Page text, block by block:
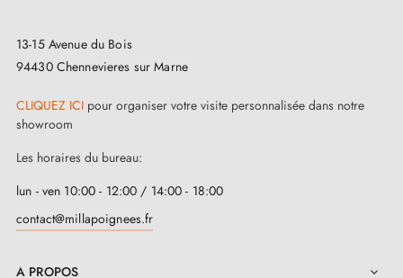
13-15 Avenue du Bois
94430 Chennevieres sur Marne
CLIQUEZ ICI pour organiser votre visite personnalisée dans notre
showroom
Les horaires du bureau:
lun - ven 10:00 - 12:00 / 14:00 - 18:00
contact@millapoignees.fr
A PROPOS 